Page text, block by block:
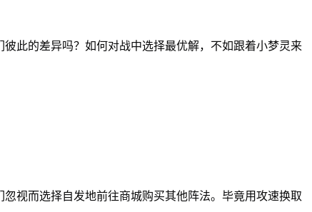
此的差异吗？如何对战中选择最优解，不如跟着小梦灵来
视而选择自发地前往商城购买其他阵法。毕竟用攻速换取